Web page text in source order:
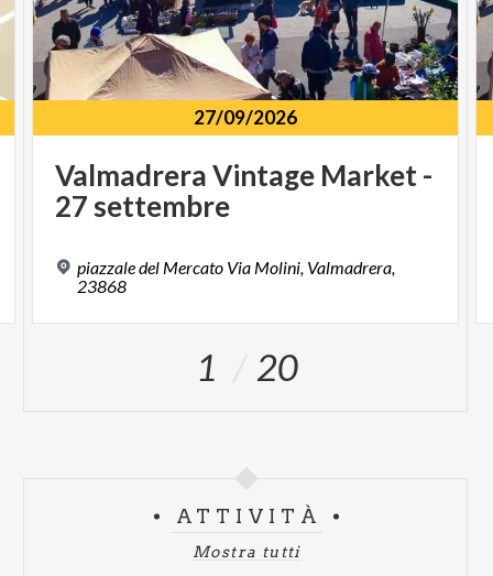
27/09/2026
ValmadreraVintage Market-
27 settembre
piazzale del Mercato Via Molini, Valmadrera,
23868
1 20
ATTIVITÀ
Mostra tutti